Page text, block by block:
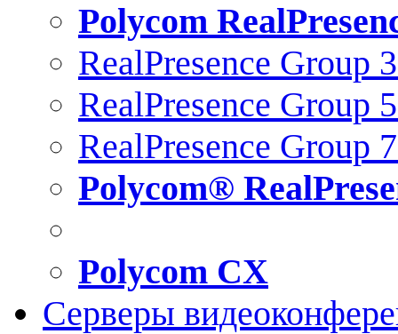
Polycom
RealPresence Group
RealPresence Group
RealPresence Group
Polycom®
Polycom CX
Серверы